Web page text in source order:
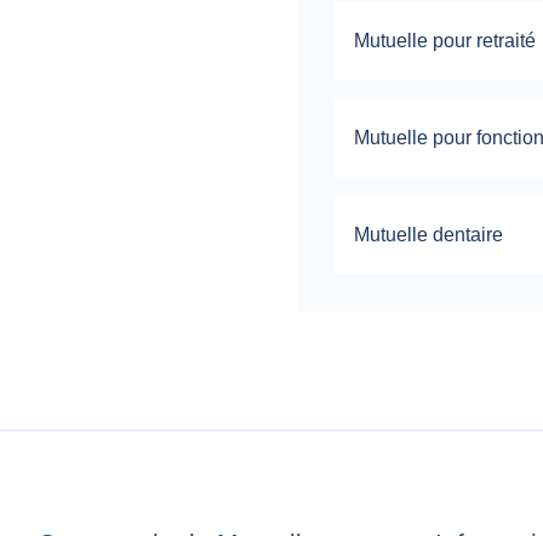
Mutuelle pour retraité
Mutuelle pour
Mutuelle dentaire